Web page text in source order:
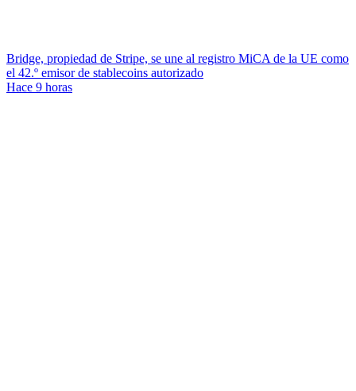
Bridge, propiedad de Stripe, se une al registro MiCA de la UE como
el 42.º emisor de stablecoins autorizado
Hace 9 horas